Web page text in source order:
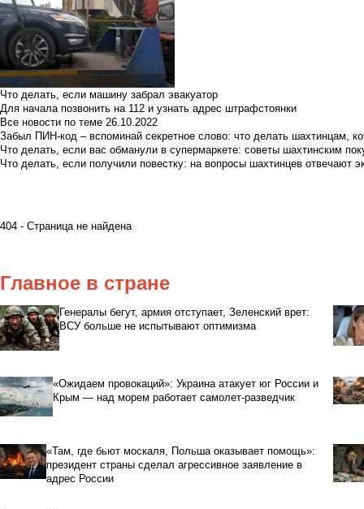
Что делать, если машину забрал эвакуатор
Для начала позвонить на 112 и узнать адрес штрафстоянки
Все новости по теме 26.10.2022
Забыл ПИН-код – вспоминай секретное слово: что делать шахтинцам,
Что делать, если вас обманули в супермаркете: советы шахтинским
Что делать, если получили повестку: на вопросы шахтинцев отвечают
404 - Страница не найдена
Главное в стране
Генералы бегут, армия отступает, Зеленский врет:
ВСУ больше не испытывают оптимизма
«Ожидаем провокаций»: Украина атакует юг России и
Крым — над морем работает самолет-разведчик
«Там, где бьют москаля, Польша оказывает помощь»:
президент страны сделал агрессивное заявление в
адрес России